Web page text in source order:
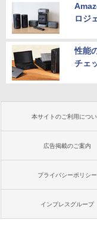
ロジ
性能
チェ
本サイトのご利用につ
広告掲載のご案内
プライバシーポリシー
インプレスグループ